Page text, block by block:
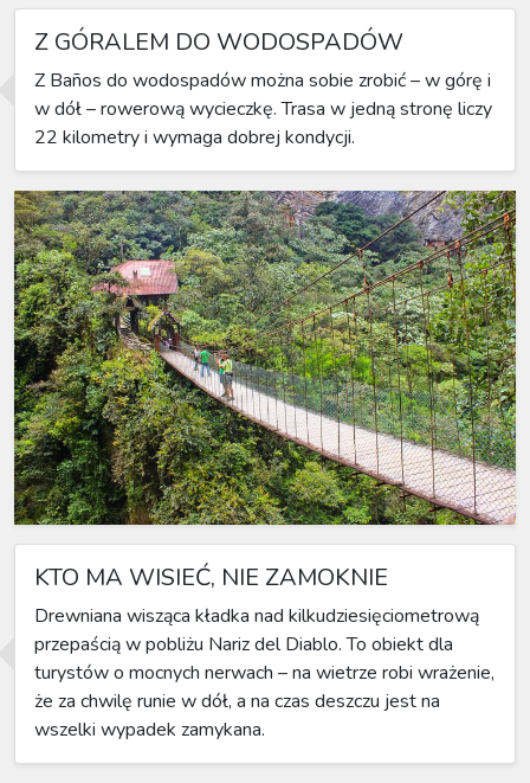
Z GÓRALEM DO WODOSPADÓW
Z Baños do wodospadów można sobie zrobić – w górę i
w dół – rowerową wycieczkę. Trasa w jedną stronę liczy
22 kilometry i wymaga dobrej kondycji.
KTO MA WISIEĆ, NIE ZAMOKNIE
Drewniana wisząca kładka nad kilkudziesięciometrową
przepaścią w pobliżu Nariz del Diablo. To obiekt dla
turystów o mocnych nerwach – na wietrze robi wrażenie,
że za chwilę runie w dół, a na czas deszczu jest na
wszelki wypadek zamykana.